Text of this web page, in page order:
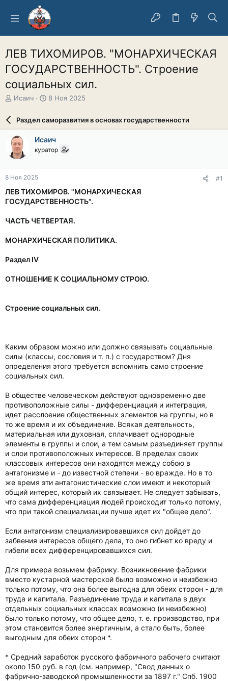
ЛЕВ ТИХОМИРОВ. "МОНАРХИЧЕСКАЯ
ГОСУДАРСТВЕННОСТЬ". Строение
социальных сил.
А
о
р
т
е
м
ы
Исаич
Д
а
а
ч
л
8 Ноя 2025
Раздел саморазвития в основах государственности
Исаич
куратор
8 Ноя 2025 #1
ЛЕВ ТИХОМИРОВ. "МОНАРХИЧЕСКАЯ
ГОСУДАРСТВЕННОСТЬ".
ЧАСТЬ ЧЕТВЕРТАЯ.
МОНАРХИЧЕСКАЯ ПОЛИТИКА.
Раздел IV
ОТНОШЕНИЕ К СОЦИАЛЬНОМУ СТРОЮ.
Строение социальных сил.
Каким образом можно или должно связывать социальные
силы (классы, сословия и т. п.) с государством? Дня
определения этого требуется вспомнить само строение
социальных сил.
В обществе человеческом действуют одновременно две
противоположные силы - дифференциация и интеграция,
идет расслоение общественных элементов на группы, но в
то же время и их объединение. Всякая деятельность,
материальная или духовная, сплачивает однородные
элементы в группы и слои, а тем самым разъединяет группы
и слои противоположных интересов. В пределах своих
классовых интересов они находятся между собою в
антагонизме и - до известной степени - во вражде. Но в то
же время эти антагонистические слои имеют и некоторый
общий интерес, который их связывает. Не следует забывать,
что сама дифференциация людей происходит только потому,
что при такой специализации лучше идет их "общее дело".
Если антагонизм специализировавшихся сил дойдет до
забвения интересов общего дела, то оно гибнет ко вреду и
гибели всех дифференцировавшихся сил.
Для примера возьмем фабрику. Возникновение фабрики
вместо кустарной мастерской было возможно и неизбежно
только потому, что она более выгодна для обеих сторон - для
труда и капитала. Разъединение труда и капитала в двух
отдельных социальных классах возможно (и неизбежно)
было только потому, что общее дело, т. е. производство, при
этом становится более энергичным, а стало быть, более
выгодным для обеих сторон *.
* Средний заработок русского фабричного рабочего считают
около 150 руб. в год (см. например, "Свод данных о
фабрично-заводской промышленности за 1897 г." Спб. 1900